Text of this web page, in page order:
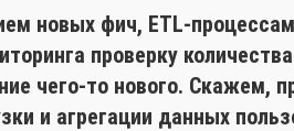
новых фич, ETL-
проверку
чего-то нового. Скажем,
и агрегации данных